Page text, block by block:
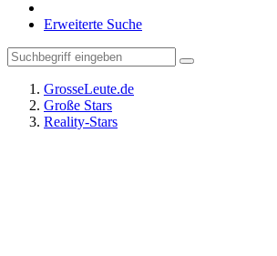
Erweiterte Suche
GrosseLeute.de
Große Stars
Reality-Stars